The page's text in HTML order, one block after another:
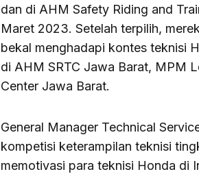
dan di AHM Safety Riding and
Maret 2023. Setelah terpilih,
bekal menghadapi kontes teknisi
di AHM SRTC Jawa Barat, MPM
Center Jawa Barat.
General Manager Technical
kompetisi keterampilan teknisi
memotivasi para teknisi Honda di